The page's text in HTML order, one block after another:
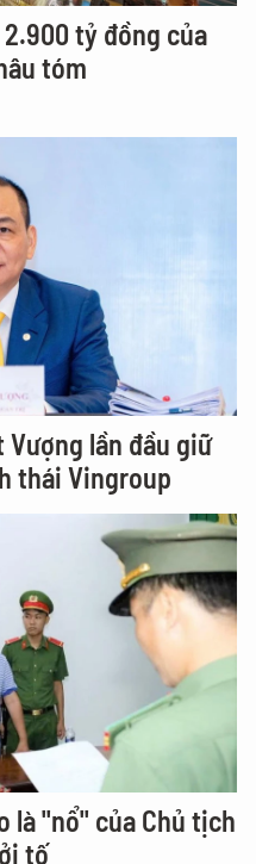
tỷ đồng của
tóm
Vượng lần đầu giữ
thái Vingroup
là "nổ" của Chủ tịch
tố